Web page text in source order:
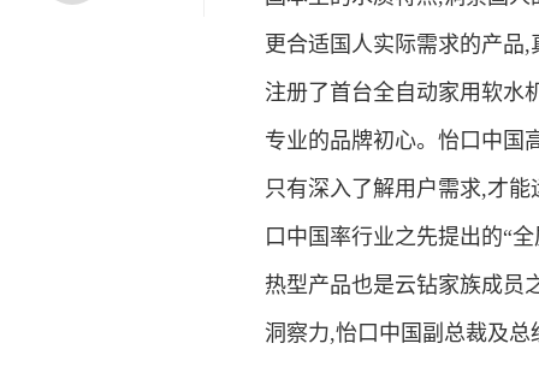
更合适国人实际需求的产品
注册了首台全自动家用软水
专业的品牌初心。怡口中国
只有深入了解用户需求,才
口中国率行业之先提出的“
热型产品也是云钻家族成员
洞察力,怡口中国副总裁及